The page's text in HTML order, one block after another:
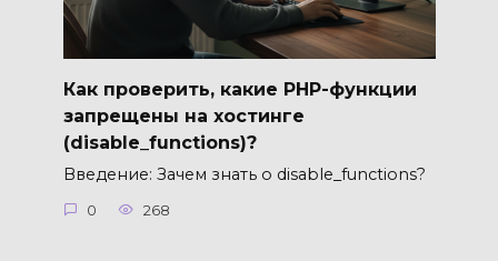
Как проверить, какие PHP-функции
запрещены на хостинге
(disable_functions)?
Введение: Зачем знать о disable_functions?
0 268